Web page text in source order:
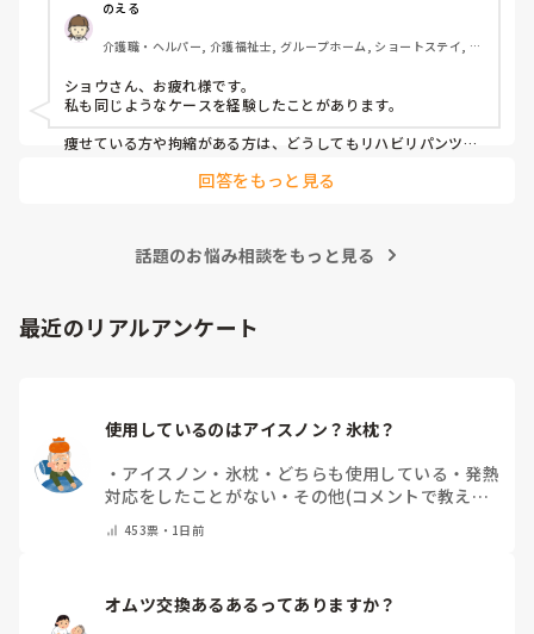
のえる
介護職・ヘルパー, 介護福祉士, グループホーム, ショートステイ, デ
護
ショウさん、お疲れ様です。
私も同じようなケースを経験したことがあります。
痩せている方や拘縮がある方は、どうしてもリハビリパンツと
か、陰部にきちんとフィットしているかを確認するだけでも漏
それでも漏れが続く場合は、サイズが本当に合っているかを再
検討したり、メーカーを変更して試すこともありました。同じ
ため、排泄後の状態を職員間で共有し、「どこから漏れている
のか」を確認しながら対策を考えていました。
一度で解決することは少ないですが、オムツやパッドの種類、
当て方、交換時間などを少しずつ見直していくことで改善した
ケースもありました。
回答をもっと見る
話題のお悩み相談をもっと見る
最近のリアルアンケート
使用しているのはアイスノン？氷枕？
・ アイスノン ・ 氷枕 ・ どちらも使用している ・ 発熱
対応をしたことがない ・ その他(コメントで教えて
453票・ 1日前
オムツ交換あるあるってありますか？